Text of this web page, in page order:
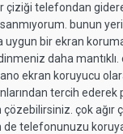
çiziği telefondan
bunun
uygun bir ekran
daha mantıklı.
ekran koruyucu
tercih ederek
çok ağır
de telefonunuzu